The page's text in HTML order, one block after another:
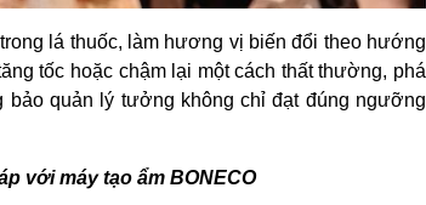
lá thuốc, làm hương vị biến đổi theo hướng
tốc hoặc chậm lại một cách thất thường, phá
quản lý tưởng không chỉ đạt đúng ngưỡng
với máy tạo ẩm BONECO